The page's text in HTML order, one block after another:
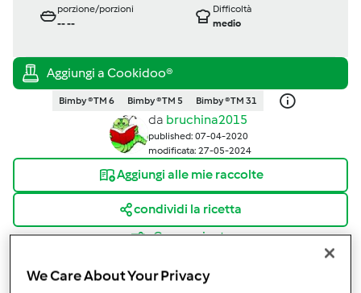
porzione/porzioni
----
Difficoltà
medio
Bimby ® TM 6 Bimby ® TM 5 Bimby ® TM 31
da bruchina2015
published: 07-04-2020
modificata: 27-05-2024
Aggiungi alle mie raccolte
condividi la ricetta
Crea variante
We Care About Your Privacy